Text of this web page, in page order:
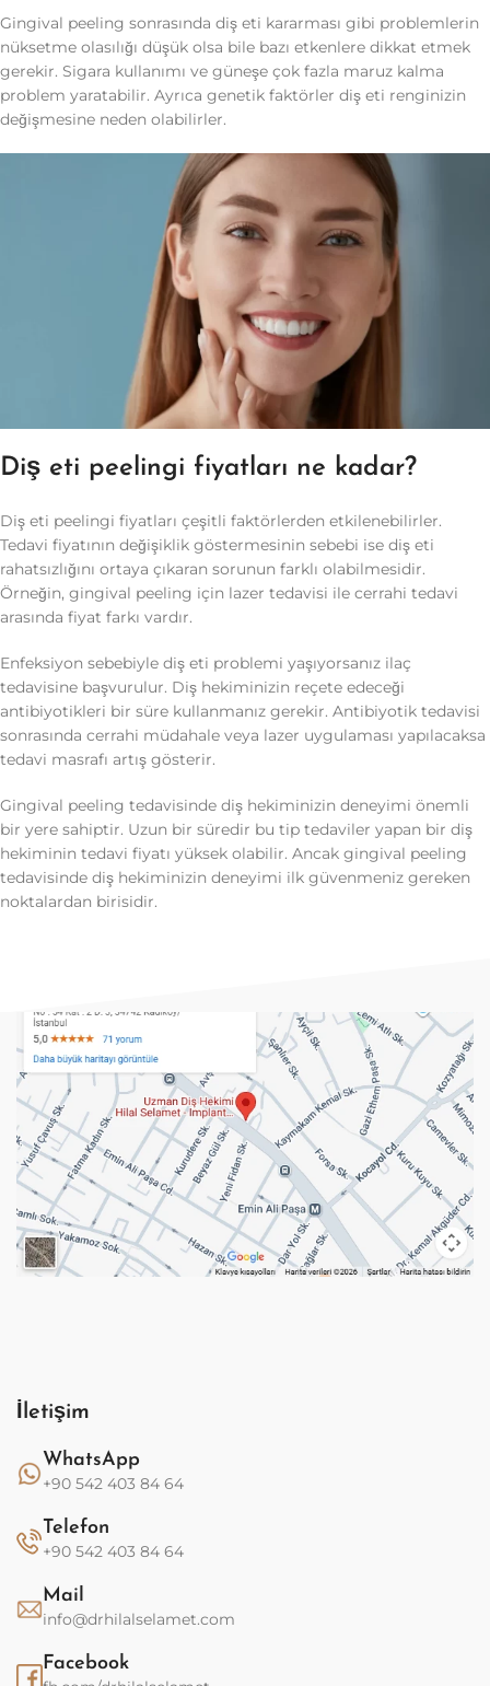
Gingival peeling sonrasında diş eti kararması gibi problemlerin
nüksetme olasılığı düşük olsa bile bazı etkenlere dikkat etmek
gerekir. Sigara kullanımı ve güneşe çok fazla maruz kalma
problem yaratabilir. Ayrıca genetik faktörler diş eti renginizin
değişmesine neden olabilirler.
Diş eti peelingi fiyatları ne kadar?
Diş eti peelingi fiyatları çeşitli faktörlerden etkilenebilirler.
Tedavi fiyatının değişiklik göstermesinin sebebi ise diş eti
rahatsızlığını ortaya çıkaran sorunun farklı olabilmesidir.
Örneğin, gingival peeling için lazer tedavisi ile cerrahi tedavi
arasında fiyat farkı vardır.
Enfeksiyon sebebiyle diş eti problemi yaşıyorsanız ilaç
tedavisine başvurulur. Diş hekiminizin reçete edeceği
antibiyotikleri bir süre kullanmanız gerekir. Antibiyotik tedavisi
sonrasında cerrahi müdahale veya lazer uygulaması yapılacaksa
tedavi masrafı artış gösterir.
Gingival peeling tedavisinde diş hekiminizin deneyimi önemli
bir yere sahiptir. Uzun bir süredir bu tip tedaviler yapan bir diş
hekiminin tedavi fiyatı yüksek olabilir. Ancak gingival peeling
tedavisinde diş hekiminizin deneyimi ilk güvenmeniz gereken
noktalardan birisidir.
İletişim
WhatsApp
+90 542 403 84 64
Telefon
+90 542 403 84 64
Mail
info@drhilalselamet.com
Facebook